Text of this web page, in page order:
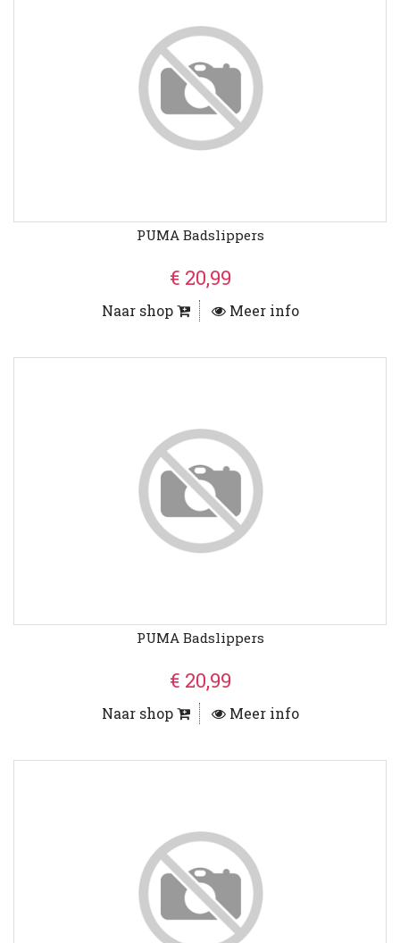
PUMA Badslippers
€ 20,99
Naar shop Meer info
PUMA Badslippers
€ 20,99
Naar shop Meer info